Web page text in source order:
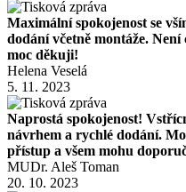
Maximální spokojenost se
dodání včetně montáže.
moc děkuji!
Helena Veselá
5. 11. 2023
Naprostá spokojenost!
návrhem a rychlé dodání.
přístup a všem mohu
MUDr. Aleš Toman
20. 10. 2023